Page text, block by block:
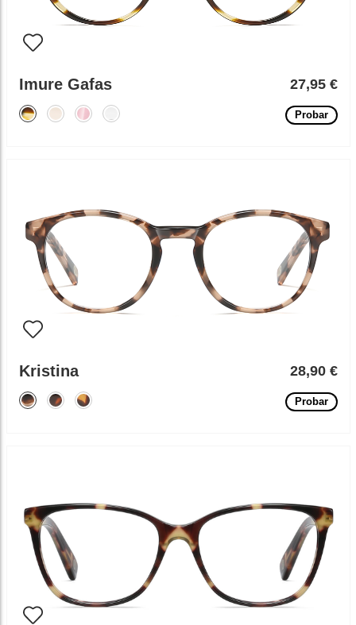
Imure Gafas 27,95 €
Probar
Kristina 28,90 €
Probar